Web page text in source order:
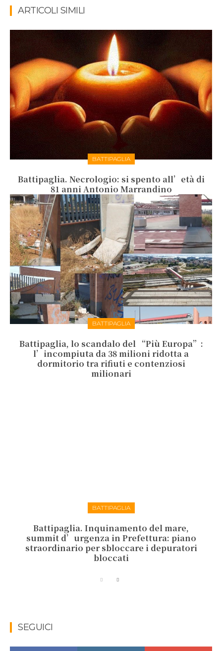
ARTICOLI SIMILI
BATTIPAGLIA
Battipaglia. Necrologio: si spento all’età di
81 anni Antonio Marrandino
BATTIPAGLIA
Battipaglia, lo scandalo del “Più Europa”:
l’incompiuta da 38 milioni ridotta a
dormitorio tra rifiuti e contenziosi
milionari
BATTIPAGLIA
Battipaglia. Inquinamento del mare,
summit d’urgenza in Prefettura: piano
straordinario per sbloccare i depuratori
bloccati
SEGUICI